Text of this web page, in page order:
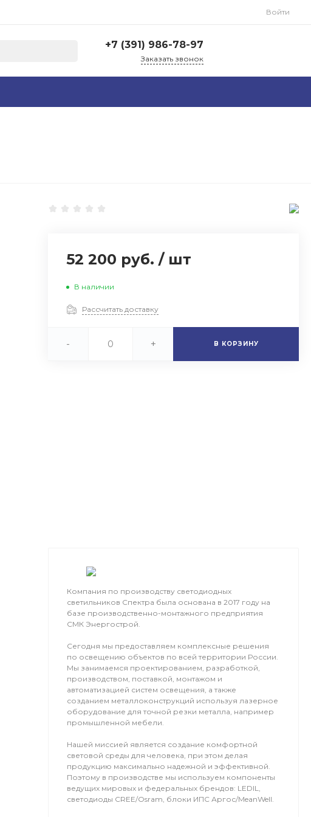
Войти
+7 (391) 986-78-97
Рокоссовского, 18и
Заказать звонок
52 200 руб. / шт
В наличии
Рассчитать доставку
- + В КОРЗИНУ
Компания по производству светодиодных
светильников Спектра была основана в 2017 году на
базе производственно-монтажного предприятия
СМК Энергострой.
Сегодня мы предоставляем комплексные решения
по освещению объектов по всей территории России.
Мы занимаемся проектированием, разработкой,
производством, поставкой, монтажом и
автоматизацией систем освещения, а также
созданием металлоконструкций используя лазерное
оборудование для точной резки металла, например
промышленной мебели.
Нашей миссией является создание комфортной
световой среды для человека, при этом делая
продукцию максимально надежной и эффективной.
Поэтому в производстве мы используем компоненты
ведущих мировых и федеральных брендов: LEDIL,
светодиоды CREE/Osram, блоки ИПС Аргос/MeanWell.